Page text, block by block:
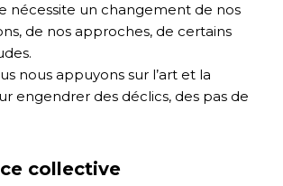
nécessite un changement de nos
de nos approches, de certains
nous appuyons sur l’art et la
engendrer des déclics, des pas de
collective